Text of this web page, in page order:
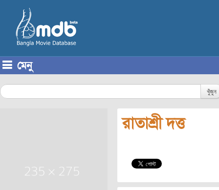
মেনু
খুঁজুন
রাতাশ্রী দত্ত